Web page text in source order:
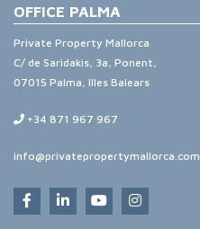
OFFICE PALMA
Private Property Mallorca
C/ de Saridakis, 3a, Ponent,
07015 Palma, Illes Balears
+34 871 967 967
info@privatepropertymallorca.com